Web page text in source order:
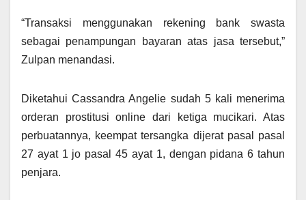
“Transaksi menggunakan rekening bank swasta
sebagai penampungan bayaran atas jasa tersebut,”
Zulpan menandasi.
Diketahui Cassandra Angelie sudah 5 kali menerima
orderan prostitusi online dari ketiga mucikari. Atas
perbuatannya, keempat tersangka dijerat pasal pasal
27 ayat 1 jo pasal 45 ayat 1, dengan pidana 6 tahun
penjara.